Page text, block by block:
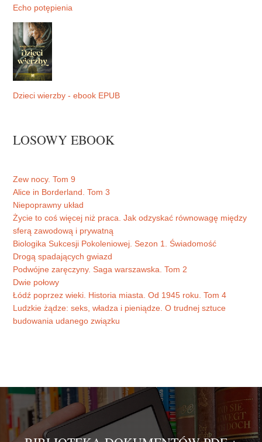
Echo potępienia
Dzieci wierzby - ebook EPUB
LOSOWY EBOOK
Zew nocy. Tom 9
Alice in Borderland. Tom 3
Niepoprawny układ
Życie to coś więcej niż praca. Jak odzyskać równowagę między
sferą zawodową i prywatną
Biologika Sukcesji Pokoleniowej. Sezon 1. Świadomość
Drogą spadających gwiazd
Podwójne zaręczyny. Saga warszawska. Tom 2
Dwie połowy
Łódź poprzez wieki. Historia miasta. Od 1945 roku. Tom 4
Ludzkie żądze: seks, władza i pieniądze. O trudnej sztuce
budowania udanego związku